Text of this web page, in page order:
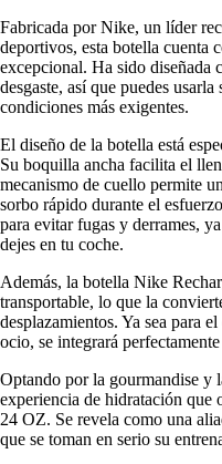
Fabricada por Nike, un líder
deportivos, esta botella cuenta
excepcional. Ha sido diseñada
desgaste, así que puedes
condiciones más exigentes.
El diseño de la botella está
Su boquilla ancha facilita el
mecanismo de cuello permite
sorbo rápido durante el
para evitar fugas y derrames,
dejes en tu coche.
Además, la botella Nike
transportable, lo que la
desplazamientos. Ya sea para
ocio, se integrará
Optando por la gourmandise y
experiencia de hidratación que
24 OZ. Se revela como una
que se toman en serio su